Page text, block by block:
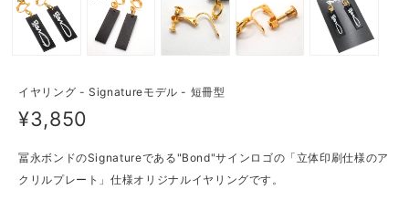
イヤリング - Signatureモデル - 短冊型
¥3,850
冨永ボンドのSignatureである"Bond"サインロゴの「立体印刷仕様のア
クリルプレート」仕様オリジナルイヤリングです。